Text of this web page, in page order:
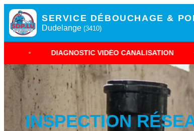
SERVICE DÉBOUCHAGE &
Dudelange (3410)
VIDÉO CANALISATION •
INSPECTION